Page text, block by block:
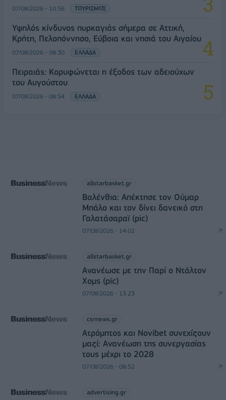
07/08/2026 - 10:56 ΤΟΥΡΙΣΜΟΣ
Υψηλός κίνδυνος πυρκαγιάς σήμερα σε Αττική,
Κρήτη, Πελοπόννησο, Εύβοια και νησιά του Αιγαίου
07/08/2026 - 08:30 ΕΛΛΑΔΑ
Πειραιάς: Κορυφώνεται η έξοδος των αδειούχων
του Αυγούστου
07/08/2026 - 08:54 ΕΛΛΑΔΑ
allstarbasket.gr
Βαλένθια: Απέκτησε τον Ούμαρ
Μπάλο και τον δίνει δανεικό στη
Γαλατάσαραϊ (pic)
07/08/2026 - 14:02
allstarbasket.gr
Ανανέωσε με την Παρί ο Ντάλτον
Χομς (pic)
07/08/2026 - 13:23
csrnews.gr
Ατρόμητος και Novibet συνεχίζουν
μαζί: Ανανέωση της συνεργασίας
τους μέχρι το 2028
07/08/2026 - 08:52
advertising.gr